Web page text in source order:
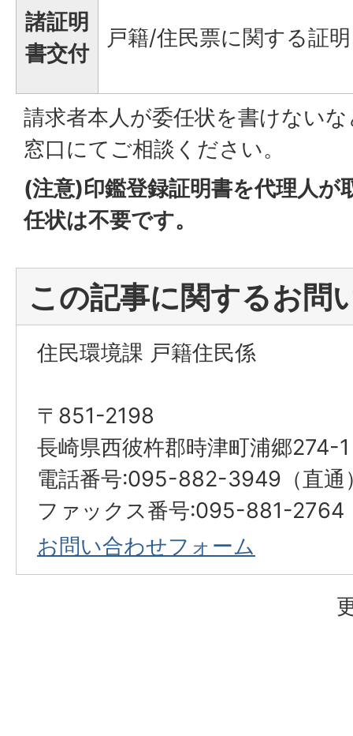
諸証明
書交付
戸籍/住民票に関する証明
請求者本人が委任状を書けない
窓口にてご相談ください。
(注意)印鑑登録証明書を代理人が
任状は不要です。
この記事に関するお問
住民環境課 戸籍住民係
〒851-2198
長崎県西彼杵郡時津町浦郷274-1
電話番号:095-882-3949（直通
ファックス番号:095-881-2764
お問い合わせフォーム